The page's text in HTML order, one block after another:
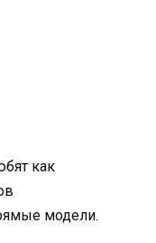
как
модели.